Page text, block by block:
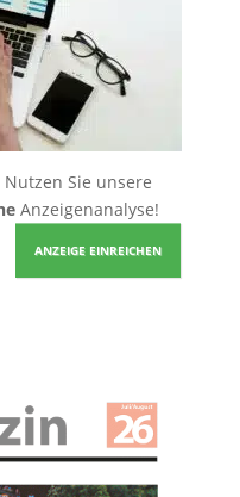
Sie unsere
Anzeigenanalyse!
ANZEIGE EINREICHEN